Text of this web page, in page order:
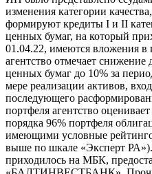
изменения категории
формируют кредиты I и II
ценных бумаг, на который
01.04.22, имеются вложения
агентство отмечает
ценных бумаг до 10% за
мере реализации активов,
последующего
портфеля агентство
порядка 96% портфеля
имеющими условные
выше по шкале «Эксперт
приходилось на МБК,